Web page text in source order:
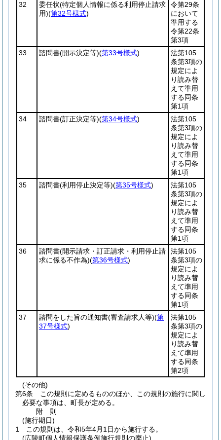
32
委任状(特定個人情報に係る利用停止請求
用)(第32号様式)
令第29条
において
準用する
令第22条
第3項
33
諮問書(開示決定等)(第33号様式)
法第105
条第3項の
規定によ
り読み替
えて準用
する同条
第1項
34
諮問書(訂正決定等)(第34号様式)
法第105
条第3項の
規定によ
り読み替
えて準用
する同条
第1項
35
諮問書(利用停止決定等)(第35号様式)
法第105
条第3項の
規定によ
り読み替
えて準用
する同条
第1項
36
諮問書(開示請求・訂正請求・利用停止請
求に係る不作為)(第36号様式)
法第105
条第3項の
規定によ
り読み替
えて準用
する同条
第1項
37
諮問をした旨の通知書(審査請求人等)(第
37号様式)
法第105
条第3項の
規定によ
り読み替
えて準用
する同条
第2項
(その他)
第6条
この規則に定めるもののほか、この規則の施行に関し
必要な事項は、町長が定める。
附 則
(施行期日)
1
この規則は、令和5年4月1日から施行する。
(広陵町個人情報保護条例施行規則の廃止)